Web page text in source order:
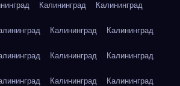
Калининград Калининград
Калининград Калининград
Калининград Калининград
Калининград Калининград